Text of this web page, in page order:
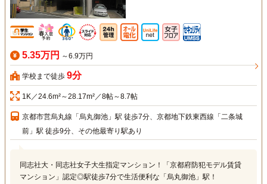
5.35万円 ～6.9万円
学校まで徒歩 9分
1K／24.6m²～28.17m²／8帖～8.7帖
京都市営烏丸線「烏丸御池」駅 徒歩7分、京都地下鉄東西線「二条城
前」駅 徒歩9分、その他最寄り駅あり
同志社大・同志社女子大生指定マンション！「京都府防犯モデル賃貸
マンション」認定◎駅徒歩7分で生活便利な「烏丸御池」駅！